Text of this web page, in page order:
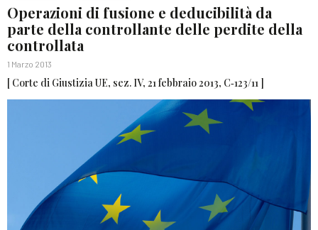
Operazioni di fusione e deducibilità da
parte della controllante delle perdite della
controllata
1 Marzo 2013
[ Corte di Giustizia UE, sez. IV, 21 febbraio 2013, C‑123/11 ]